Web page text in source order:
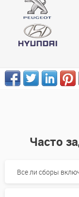
Часто
Все ли сборы